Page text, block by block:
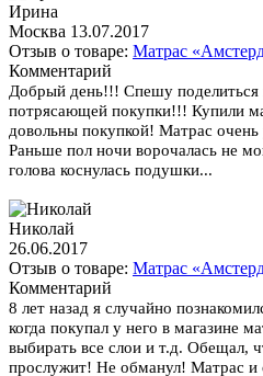
Ирина
Москва 13.07.2017
Отзыв о товаре: Матрас
Комментарий
Добрый день!!! Спешу поделиться
потрясающей покупки!!! Купили
довольны покупкой! Матрас
Раньше пол ночи ворочалась не
голова коснулась подушки...
Николай
26.06.2017
Отзыв о товаре: Матрас
Комментарий
8 лет назад я случайно
когда покупал у него в магазине
выбирать все слои и т.д. Обещал,
прослужит! Не обманул! Матрас и